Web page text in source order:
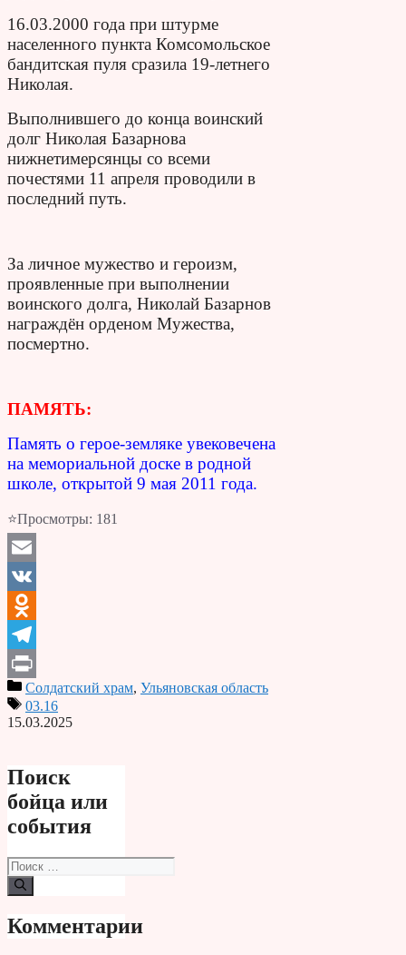
16.03.2000 года при штурме
населенного пункта Комсомольское
бандитская пуля сразила 19-летнего
Николая.
Выполнившего до конца воинский
долг Николая Базарнова
нижнетимерсянцы со всеми
почестями 11 апреля проводили в
последний путь.
За личное мужество и героизм,
проявленные при выполнении
воинского долга, Николай Базарнов
награждён орденом Мужества,
посмертно.
ПАМЯТЬ:
Память о герое-земляке увековечена
на мемориальной доске в родной
школе, открытой 9 мая 2011 года.
⭐Просмотры: 181
Email
VK
Odnoklassniki
Telegram
PrintСолдатский храм, Ульяновская область
03.16
15.03.2025
Поиск
бойца или
события
Поиск:
Комментарии